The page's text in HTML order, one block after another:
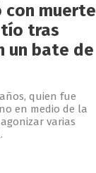
con muerte
tío tras
un bate de
quien fue
en medio de la
varias